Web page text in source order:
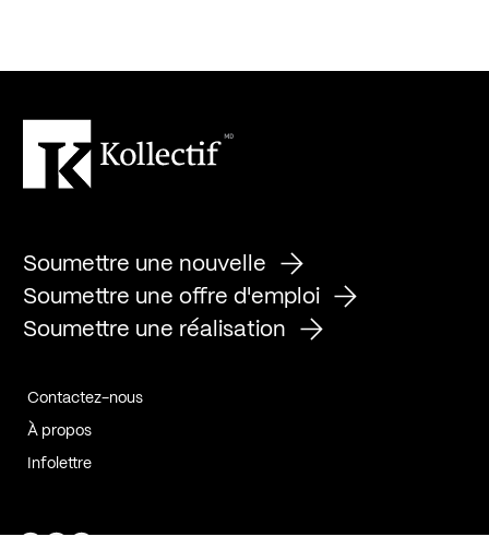
Soumettre une nouvelle
Soumettre une offre d'emploi
Soumettre une réalisation
Contactez-nous
À propos
Infolettre